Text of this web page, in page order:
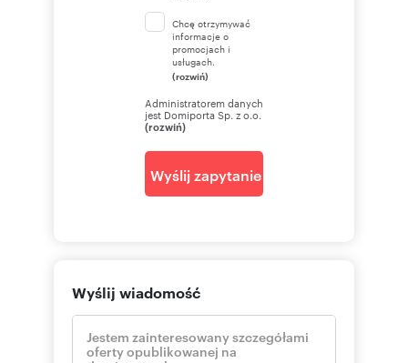
Chcę otrzymywać
informacje o
promocjach i
usługach.
(rozwiń)
Administratorem danych
jest Domiporta Sp. z o.o.
(rozwiń)
Wyślij zapytanie
Wyślij wiadomość